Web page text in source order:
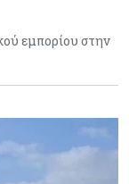
εμπορίου στην